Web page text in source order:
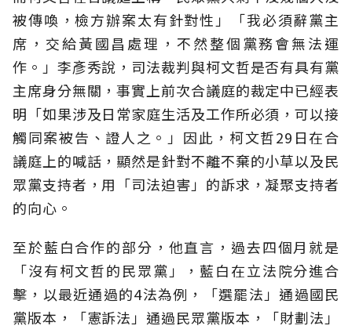
被傳喚，檢方辦案太有針對性」「我必須辭黨主
席，交給黃國昌處理，不然整個黨務會無法運
作。」李彥秀說，司法裁判與柯文哲是否有具有黨
主席身分無關，事實上前次合議庭的裁定中已經表
明「如果涉及日常家庭生活及工作所必須，可以接
觸同案被告、證人之。」因此，柯文哲29日在合
議庭上的喊話，顯然是針對不離不棄的小草以及民
眾黨支持者，用「司法迫害」的訴求，凝聚支持者
的向心。
至於藍白合作的部分，他直言，過去四個月就是
「沒有柯文哲的民眾黨」，藍白在立法院分進合
擊，以最近通過的4法為例，「選罷法」通過國民
黨版本，「憲訴法」通過民眾黨版本，「財劃法」